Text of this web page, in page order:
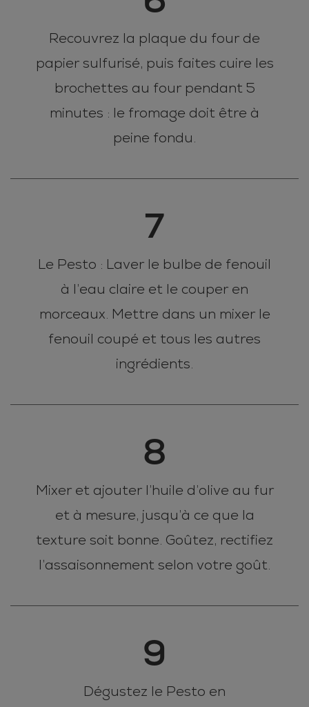
Recouvrez la plaque du four de
papier sulfurisé, puis faites cuire les
brochettes au four pendant 5
minutes : le fromage doit être à
peine fondu.
7
Le Pesto : Laver le bulbe de fenouil
à l’eau claire et le couper en
morceaux. Mettre dans un mixer le
fenouil coupé et tous les autres
ingrédients.
8
Mixer et ajouter l’huile d’olive au fur
et à mesure, jusqu’à ce que la
texture soit bonne. Goûtez, rectifiez
l’assaisonnement selon votre goût.
9
Dégustez le Pesto en